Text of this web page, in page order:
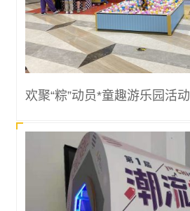
欢聚“粽”动员*童趣游乐园活动